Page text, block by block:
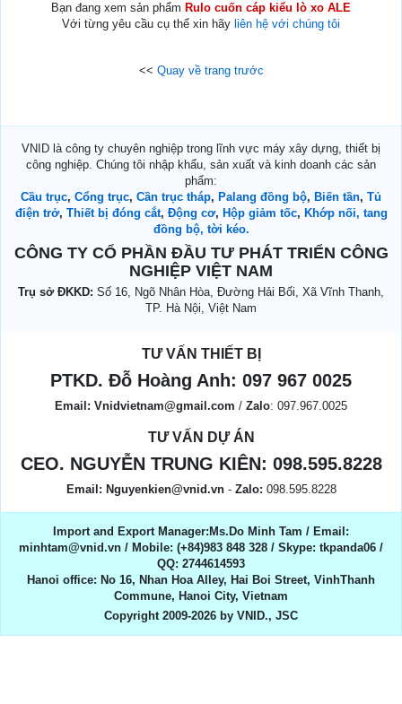
Bạn đang xem sản phẩm Rulo cuốn cáp kiểu lò xo ALE
Với từng yêu cầu cụ thể xin hãy liên hệ với chúng tôi
<< Quay về trang trước
VNID là công ty chuyên nghiệp trong lĩnh vực máy xây dựng, thiết bị
công nghiệp. Chúng tôi nhập khẩu, sản xuất và kinh doanh các sản
phẩm:
Cầu trục, Cổng trục, Cần trục tháp, Palang đồng bộ, Biến tần, Tủ
điện trở, Thiết bị đóng cắt, Động cơ, Hộp giảm tốc, Khớp nối, tang
đồng bộ, tời kéo.
CÔNG TY CỔ PHẦN ĐẦU TƯ PHÁT TRIỂN CÔNG
NGHIỆP VIỆT NAM
Trụ sở ĐKKD: Số 16, Ngõ Nhân Hòa, Đường Hải Bối, Xã Vĩnh Thanh,
TP. Hà Nội, Việt Nam
TƯ VẤN THIẾT BỊ
PTKD. Đỗ Hoàng Anh: 097 967 0025
Email: Vnidvietnam@gmail.com / Zalo: 097.967.0025
TƯ VẤN DỰ ÁN
CEO. NGUYỄN TRUNG KIÊN: 098.595.8228
Email: Nguyenkien@vnid.vn- Zalo: 098.595.8228
Import and Export Manager:Ms.Do Minh Tam / Email:
minhtam@vnid.vn / Mobile​:​ (+84)983 848 328 / Skype: tkpanda06 /
QQ: 2744614593
Hanoi office: No 16, Nhan Hoa Alley, Hai Boi Street, VinhThanh
Commune, Hanoi City, Vietnam
Copyright 2009-2026 by VNID., JSC